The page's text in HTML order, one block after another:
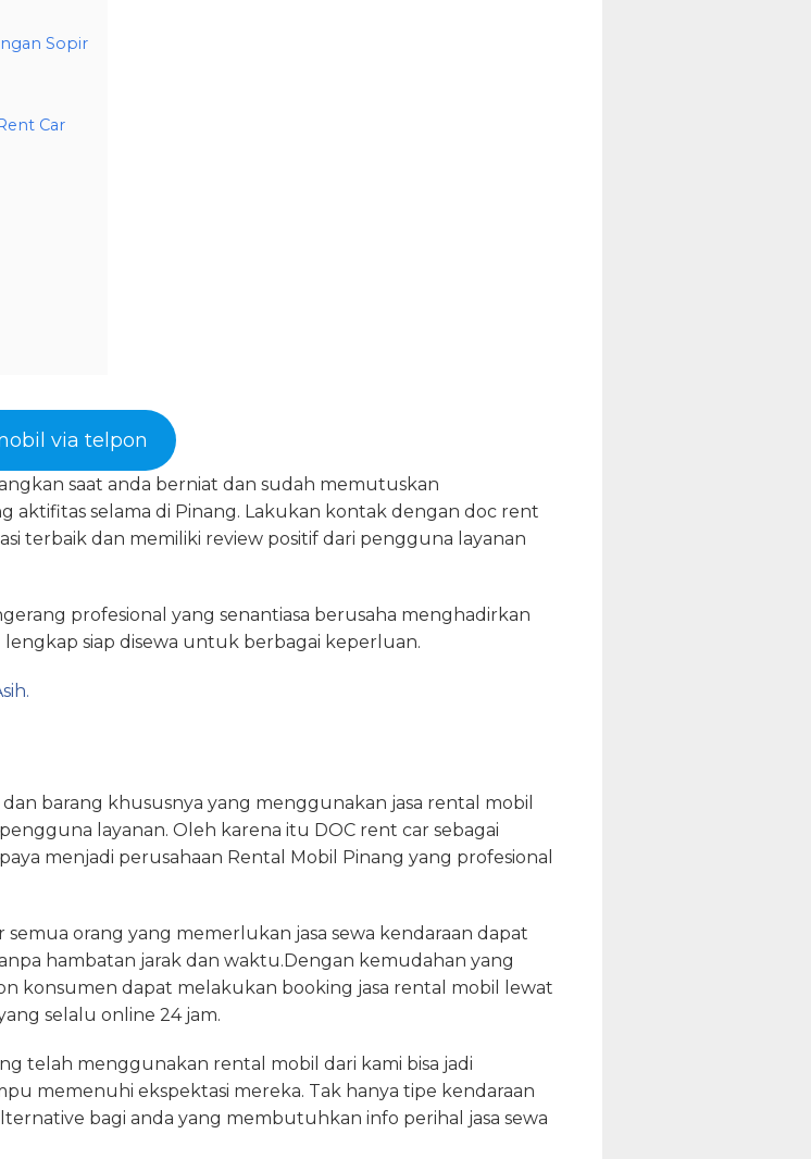
Sopir
Car
via telpon
saat anda berniat dan sudah memutuskan
selama di Pinang. Lakukan kontak dengan doc rent
terbaik dan memiliki review positif dari pengguna layanan
profesional yang senantiasa berusaha menghadirkan
lengkap siap disewa untuk berbagai keperluan.
barang khususnya yang menggunakan jasa rental mobil
layanan. Oleh karena itu DOC rent car sebagai
menjadi perusahaan Rental Mobil Pinang yang profesional
orang yang memerlukan jasa sewa kendaraan dapat
hambatan jarak dan waktu.Dengan kemudahan yang
konsumen dapat melakukan booking jasa rental mobil lewat
selalu online 24 jam.
telah menggunakan rental mobil dari kami bisa jadi
memenuhi ekspektasi mereka. Tak hanya tipe kendaraan
bagi anda yang membutuhkan info perihal jasa sewa